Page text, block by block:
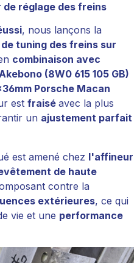
réglage des freins
, nous lançons la
tuning des freins sur
combinaison avec
(8W0 615 105 GB)
Porsche Macan
est fraisé avec la plus
un ajustement parfait
est amené chez l'affineur
de haute
contre la
extérieures, ce qui
vie et une performance